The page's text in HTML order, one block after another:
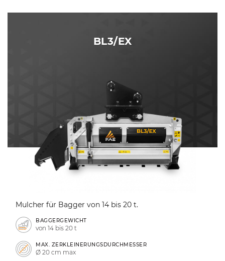
BL3/EX
Mulcher für Bagger von 14 bis 20 t.
BAGGERGEWICHT
von 14 bis 20 t
MAX. ZERKLEINERUNGSDURCHMESSER
Ø 20 cm max